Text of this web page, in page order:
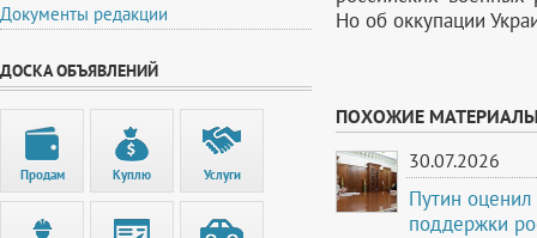
Документы редакции
ДОСКА ОБЪЯВЛЕНИЙ
Продам Куплю Услуги
Но об оккупации
ПОХОЖИЕ
30.07.2026
Путин
поддержки